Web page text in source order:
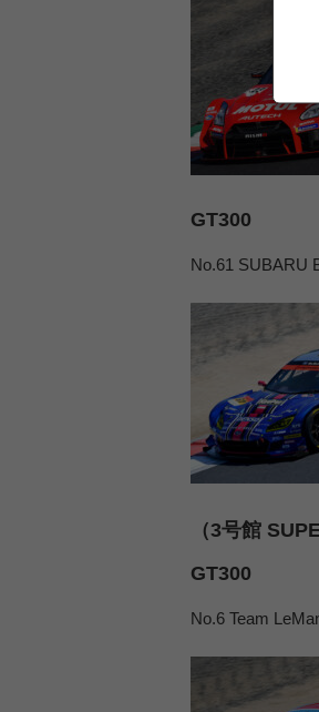
GT300
No.61 SUBARU
（3号館
GT300
No.6 Team